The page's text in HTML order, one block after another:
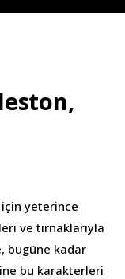
yeterince
ve tırnaklarıyla
bugüne kadar
bu karakterleri